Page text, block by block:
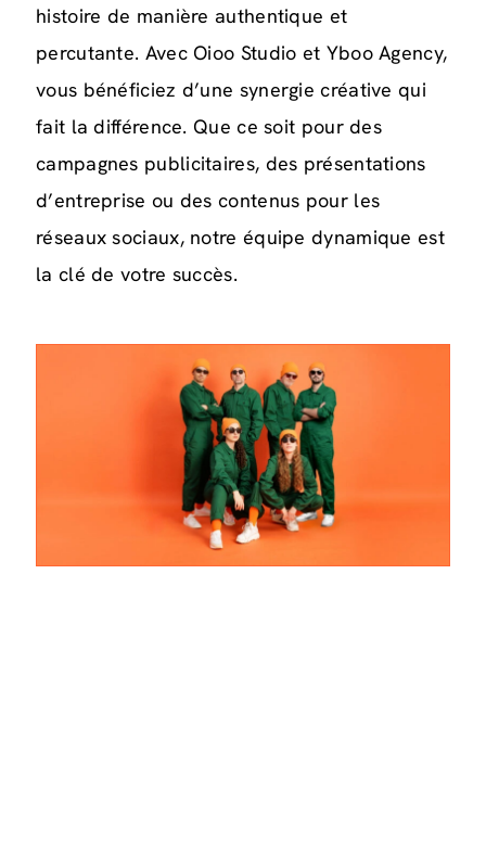
histoire de manière authentique et
percutante. Avec Oioo Studio et Yboo Agency,
vous bénéficiez d’une synergie créative qui
fait la différence. Que ce soit pour des
campagnes publicitaires, des présentations
d’entreprise ou des contenus pour les
réseaux sociaux, notre équipe dynamique est
la clé de votre succès.